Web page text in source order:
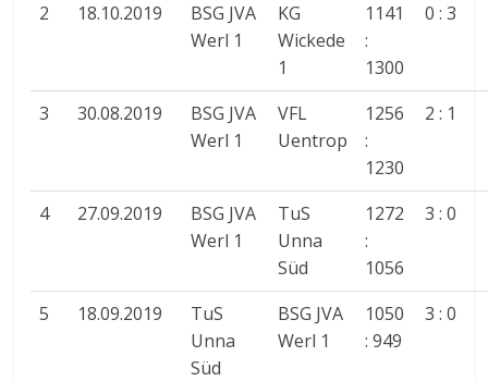
2 18.10.2019
BSG JVA
Werl 1
KG
Wickede
1
1141
:
1300
0 : 3
3 30.08.2019
BSG JVA
Werl 1
VFL
Uentrop
1256
:
1230
2 : 1
4 27.09.2019
BSG JVA
Werl 1
TuS
Unna
Süd
1272
:
1056
3 : 0
5 18.09.2019
TuS
Unna
Süd
BSG JVA
Werl 1
1050
: 949
3 : 0